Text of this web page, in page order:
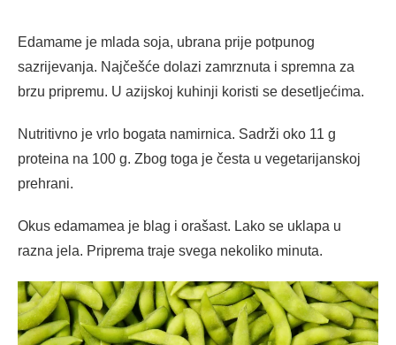
Edamame je mlada soja, ubrana prije potpunog
sazrijevanja. Najčešće dolazi zamrznuta i spremna za
brzu pripremu. U azijskoj kuhinji koristi se desetljećima.
Nutritivno je vrlo bogata namirnica. Sadrži oko 11 g
proteina na 100 g. Zbog toga je česta u vegetarijanskoj
prehrani.
Okus edamamea je blag i orašast. Lako se uklapa u
razna jela. Priprema traje svega nekoliko minuta.